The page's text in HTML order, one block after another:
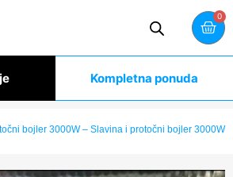
0
Kompletna ponuda
bojler 3000W – Slavina i protočni bojler 3000W